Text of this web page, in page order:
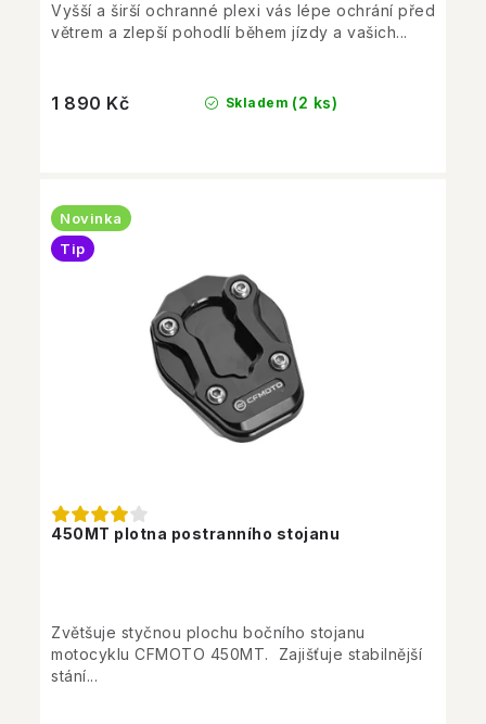
Skladem (2 ks)
1 890 Kč
Vyšší a širší ochranné plexi vás lépe ochrání před
větrem a zlepší pohodlí během jízdy a vašich...
450MT plotna postranního stojanu
Novinka
Tip
Zvětšuje styčnou plochu bočního stojanu
motocyklu CFMOTO 450MT. Zajišťuje stabilnější
stání...